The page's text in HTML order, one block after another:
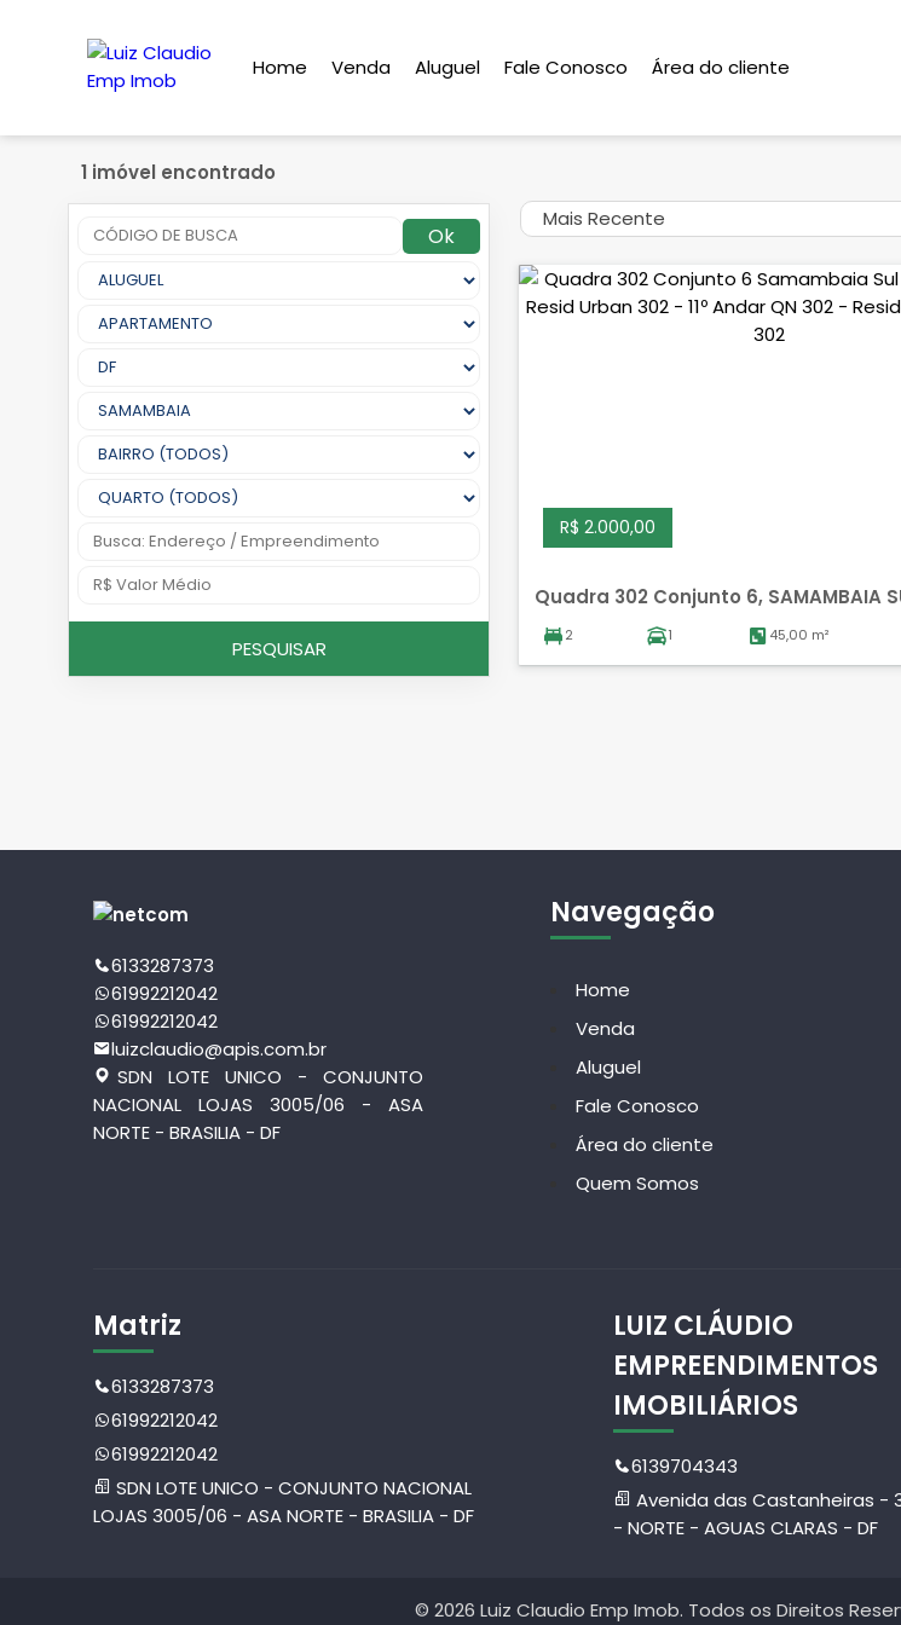
Home Venda Aluguel Fale Conosco Área do cliente
1 imóvel encontrado
Ok
PESQUISAR
Mais Recente
R$ 2.000,00
Quadra 302 Conjunto 6, SAMAMBAIA
SAMAMBAIA
2 1 45,00 m²
6133287373
61992212042
61992212042
luizclaudio@apis.com.br
SDN LOTE UNICO - CONJUNTO
NACIONAL LOJAS 3005/06 - ASA
NORTE - BRASILIA - DF
Navegação
Home
Venda
Aluguel
Fale Conosco
Área do cliente
Quem Somos
Matriz
6133287373
61992212042
61992212042
SDN LOTE UNICO - CONJUNTO NACIONAL
LOJAS 3005/06 - ASA NORTE - BRASILIA - DF
LUIZ CLÁUDIO
EMPREENDIMENTOS
IMOBILIÁRIOS
6139704343
Avenida das Castanheiras -
- NORTE - AGUAS CLARAS - DF
© 2026 Luiz Claudio Emp Imob. Todos os Direitos